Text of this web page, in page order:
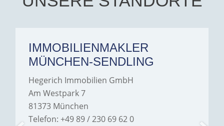
IMMOBILIENMAKLER
MÜNCHEN-SENDLING
Hegerich Immobilien GmbH
Am Westpark 7
81373 München
Telefon: +49 89 / 230 69 62 0